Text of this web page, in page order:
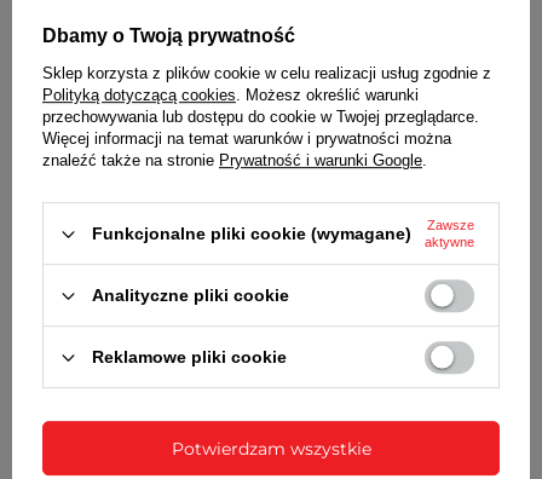
Orientacyjny czas działania zegarka bez
konieczności wymiany baterii - 3 lata
MECHANIZM
Kwarcowy, japoński
ŚREDNICA KOPERTY
GRUBOŚĆ KOPERTY
7,5 mm
SZEROKOŚĆ PASKA
Dbamy o Twoją prywatność
Sklep korzysta z plików cookie w celu realizacji usług zgodnie z
Polityką dotyczącą cookies. Możesz określić warunki
przechowywania lub dostępu do cookie w Twojej przeglądarce.
Więcej informacji na temat warunków i prywatności można
znaleźć także na stronie Prywatność i warunki Google.
Funkcjonalne pliki cookie (wymagane)
Zawsze
aktywne
Analityczne pliki cookie
Reklamowe pliki cookie
Potwierdzam wszystkie